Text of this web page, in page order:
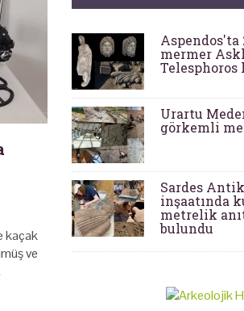
kaçak
ve
mermer
Urartu
görkemli
Sardes
inşaatında
metrelik
bulundu